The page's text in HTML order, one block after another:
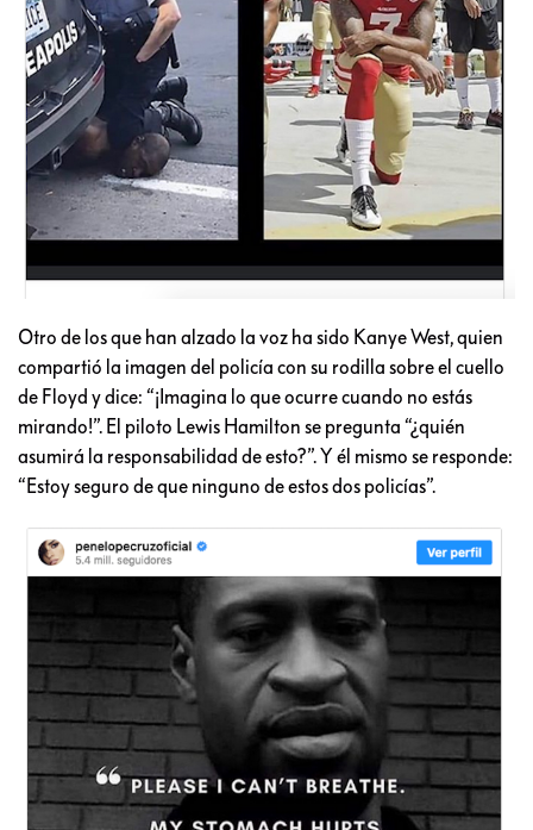
Otro de los que han alzado la voz ha sido Kanye West, quien
compartió la imagen del policía con su rodilla sobre el cuello
de Floyd y dice: “¡Imagina lo que ocurre cuando no estás
mirando!”. El piloto Lewis Hamilton se pregunta “¿quién
asumirá la responsabilidad de esto?”. Y él mismo se responde:
“Estoy seguro de que ninguno de estos dos policías”.